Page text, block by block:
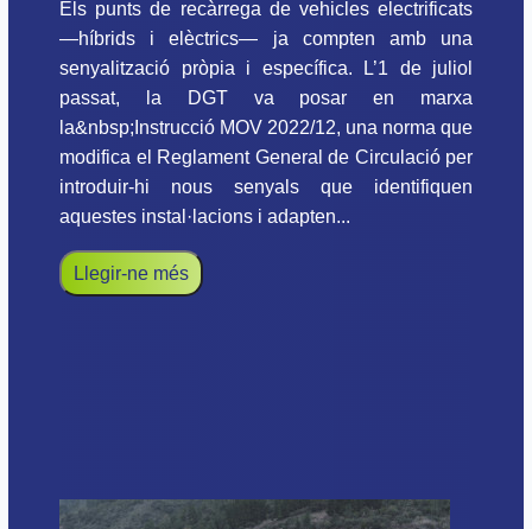
Els punts de recàrrega de vehicles electrificats
—híbrids i elèctrics— ja compten amb una
senyalització pròpia i específica. L’1 de juliol
passat, la DGT va posar en marxa
la&nbsp;Instrucció MOV 2022/12, una norma que
modifica el Reglament General de Circulació per
introduir-hi nous senyals que identifiquen
aquestes instal·lacions i adapten...
Llegir-ne més